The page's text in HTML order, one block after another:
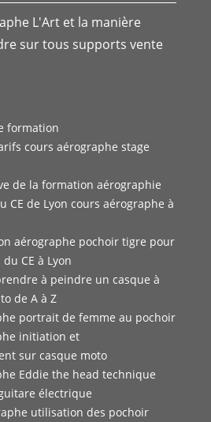
L'Art et la manière
sur tous supports vente
formation
cours aérographe stage
de la formation aérographie
CE de Lyon cours aérographe à
aérographe pochoir tigre pour
CE à Lyon
à peindre un casque à
de A à Z
portrait de femme au pochoir
initiation et
sur casque moto
Eddie the head technique
électrique
utilisation des pochoir